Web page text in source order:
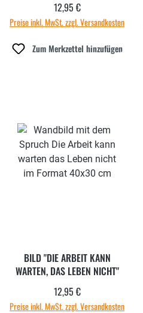
Regulärer Preis:
12,95 €
Preise inkl. MwSt. zzgl. Versandkosten
Zum Merkzettel hinzufügen
BILD "DIE ARBEIT KANN
WARTEN, DAS LEBEN NICHT"
Regulärer Preis:
12,95 €
Preise inkl. MwSt. zzgl. Versandkosten